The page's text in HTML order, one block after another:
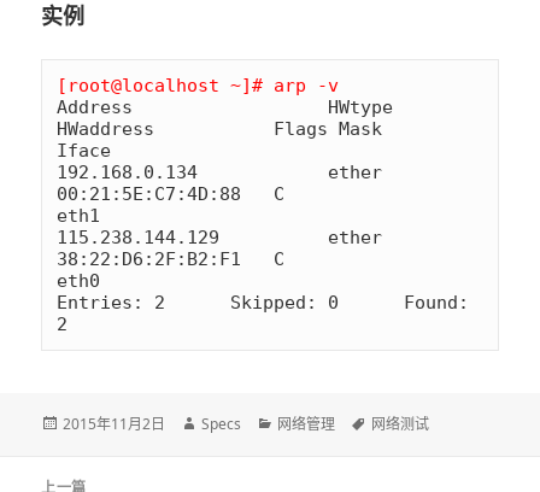
实例
[root@localhost ~]# arp -v
Address                  HWtype
HWaddress           Flags Mask
Iface
192.168.0.134            ether
00:21:5E:C7:4D:88   C
eth1
115.238.144.129          ether
38:22:D6:2F:B2:F1   C
eth0
Entries: 2      Skipped: 0      Found:
2
发
2015年11月2日
作
Specs
分
网络管理
标
网络测试